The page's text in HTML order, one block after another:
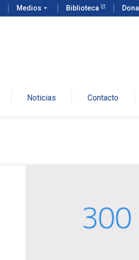
Medios arrow_drop_down Biblioteca
Noticias Contacto